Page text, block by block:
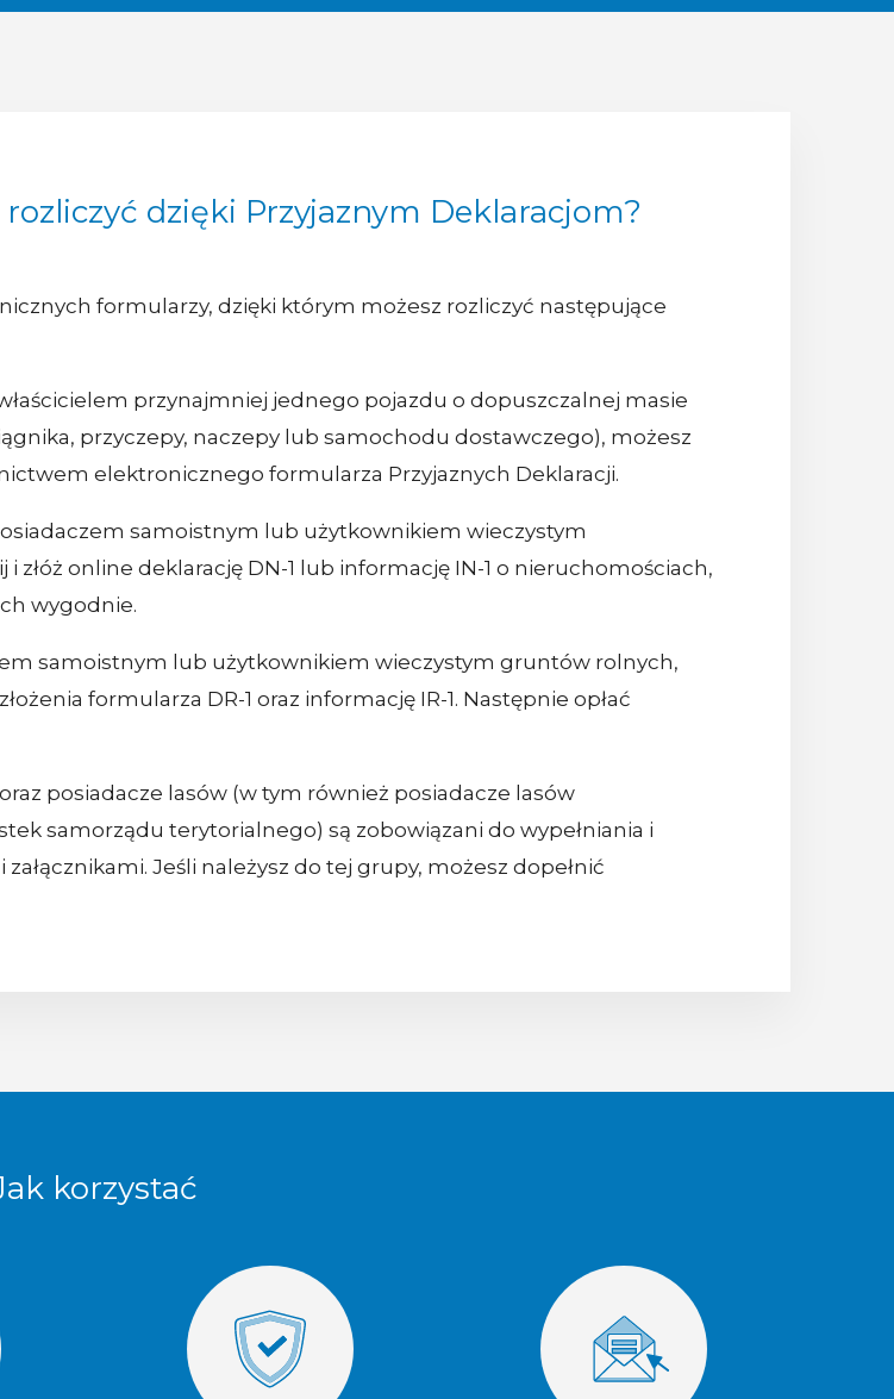
dzięki Przyjaznym Deklaracjom?
formularzy, dzięki którym możesz rozliczyć następujące
przynajmniej jednego pojazdu o dopuszczalnej masie
przyczepy, naczepy lub samochodu dostawczego), możesz
elektronicznego formularza Przyjaznych Deklaracji.
samoistnym lub użytkownikiem wieczystym
online deklarację DN-1 lub informację IN-1 o nieruchomościach,
wygodnie.
samoistnym lub użytkownikiem wieczystym gruntów rolnych,
formularza DR-1 oraz informację IR-1. Następnie opłać
posiadacze lasów (w tym również posiadacze lasów
samorządu terytorialnego) są zobowiązani do wypełniania i
Jeśli należysz do tej grupy, możesz dopełnić
korzystać